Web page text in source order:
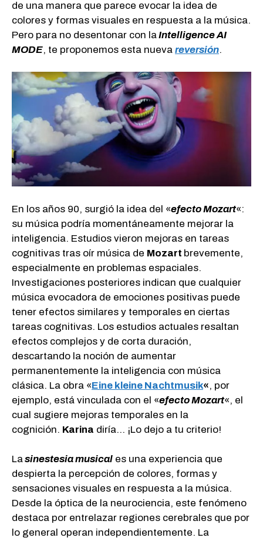
de una manera que parece evocar la idea de
colores y formas visuales en respuesta a la música.
Pero para no desentonar con laIntelligence AI
MODE, te proponemos esta nueva reversión.
En los años 90, surgió la idea del «efecto Mozart«:
su música podría momentáneamente mejorar la
inteligencia. Estudios vieron mejoras en tareas
cognitivas tras oír música de Mozart brevemente,
especialmente en problemas espaciales.
Investigaciones posteriores indican que cualquier
música evocadora de emociones positivas puede
tener efectos similares y temporales en ciertas
tareas cognitivas. Los estudios actuales resaltan
efectos complejos y de corta duración,
descartando la noción de aumentar
permanentemente la inteligencia con música
clásica. La obra «Eine kleine Nachtmusik«, por
ejemplo, está vinculada con el «efecto Mozart«, el
cual sugiere mejoras temporales en la
cognición. Karina diría… ¡Lo dejo a tu criterio!
Lasinestesia musical es una experiencia que
despierta la percepción de colores, formas y
sensaciones visuales en respuesta a la música.
Desde la óptica de la neurociencia, este fenómeno
destaca por entrelazar regiones cerebrales que por
lo general operan independientemente. La